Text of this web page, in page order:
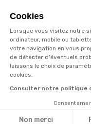
Cookies
Lorsque vous visitez notre
ordinateur, mobile ou
votre navigation en vous
de détecter d'éventuels
laissons le choix de
cookies.
Consulter notre politique
Non merci
©